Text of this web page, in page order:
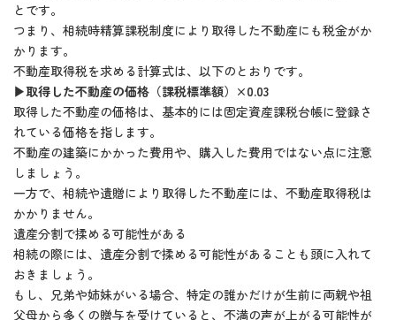
とです。
つまり、相続時精算課税制度により取得した不動産にも税金がか
かります。
不動産取得税を求める計算式は、以下のとおりです。
▶取得した不動産の価格（課税標準額）×0.03
取得した不動産の価格は、基本的には固定資産課税台帳に登録さ
れている価格を指します。
不動産の建築にかかった費用や、購入した費用ではない点に注意
しましょう。
一方で、相続や遺贈により取得した不動産には、不動産取得税は
かかりません。
遺産分割で揉める可能性がある
相続の際には、遺産分割で揉める可能性があることも頭に入れて
おきましょう。
もし、兄弟や姉妹がいる場合、特定の誰かだけが生前に両親や祖
父母から多くの贈与を受けていると、不満の声が上がる可能性が